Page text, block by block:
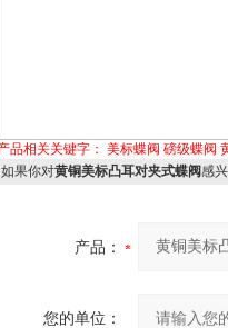
品相关关键字： 美标蝶阀 磅级蝶阀
果你对黄铜美标凸耳对夹式蝶阀感
产品：
您的单位：